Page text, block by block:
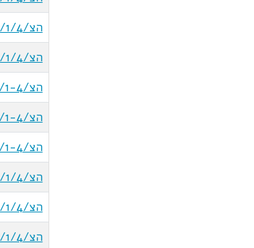
הצ/142/1/4
הצ/105/1/4
הצ/111/1-4
הצ/109/1-4
הצ/108/1-4
הצ/143/1/4
הצ/14/1/4
הצ/128/1/4